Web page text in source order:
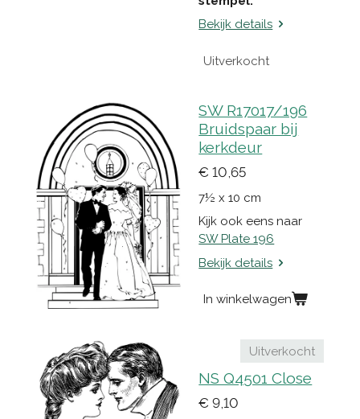
Bekijk details
Uitverkocht
SW R17017/196
Bruidspaar bij
kerkdeur
€ 10,65
7½ x 10 cm
Kijk ook eens naar
SW Plate 196
Bekijk details
In winkelwagen
Uitverkocht
NS Q4501 Close
€ 9,10